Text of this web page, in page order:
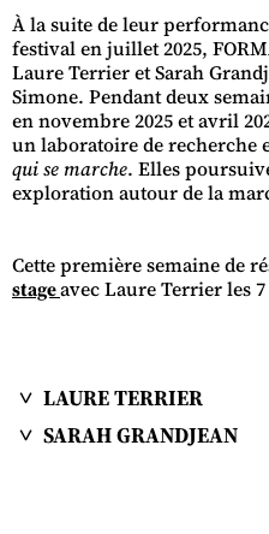
À la suite de leur
festival en juillet 2025,
Laure Terrier et Sarah
Simone. Pendant deux
en novembre 2025 et avril
un laboratoire de recherche
qui se marche. Elles
exploration autour de la
Cette première semaine de
stageavec Laure Terrier les
LAURE TERRIER
SARAH GRANDJEAN